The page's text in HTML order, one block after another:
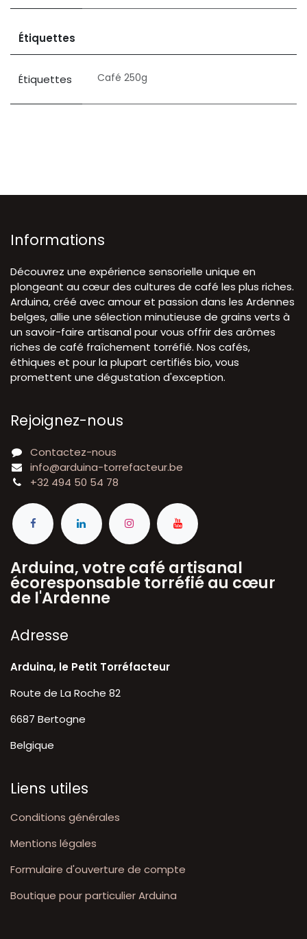
Étiquettes
Étiquettes Café 250g
Informations
Découvrez une expérience sensorielle unique en
plongeant au cœur des cultures de café les plus riches.
Arduina, créé avec amour et passion dans les Ardennes
belges, allie une sélection minutieuse de grains verts à
un savoir-faire artisanal pour vous offrir des arômes
riches de café fraîchement torréfié. Nos cafés,
éthiques et pour la plupart certifiés bio, vous
promettent une dégustation d'exception.
Rejoignez-nous
Contactez-nous
info@arduina-torrefacteur.be
+32 494 50 54 78
Arduina, votre café artisanal
écoresponsable torréfié au cœur
de l'Ardenne
A​dresse
Arduina, le Petit Torréfacteur
Route de La Roche 82
6687 Bertogne
Belgique
Liens utiles
Conditions générales
Mentions légales
Formulaire d'ouverture de compte
Boutique pour particulier Arduina